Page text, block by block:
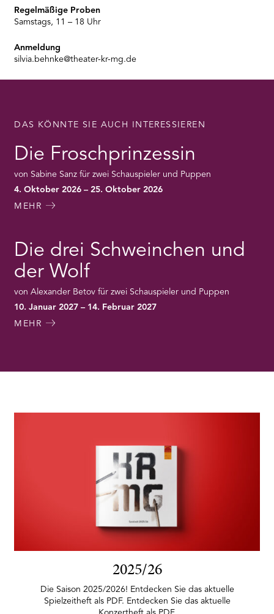
Regelmäßige Proben
Samstags, 11 – 18 Uhr
Anmeldung
silvia.behnke@theater-kr-mg.de
DAS KÖNNTE SIE AUCH INTERESSIEREN
Die Froschprinzessin
von Sabine Sanz für zwei Schauspieler und Puppen
4. Oktober 2026 – 25. Oktober 2026
MEHR
Die drei Schweinchen und
der Wolf
von Alexander Betov für zwei Schauspieler und Puppen
10. Januar 2027 – 14. Februar 2027
MEHR
2025/26
Die Saison 2025/2026! Entdecken Sie das aktuelle
Spielzeitheft als PDF. Entdecken Sie das aktuelle